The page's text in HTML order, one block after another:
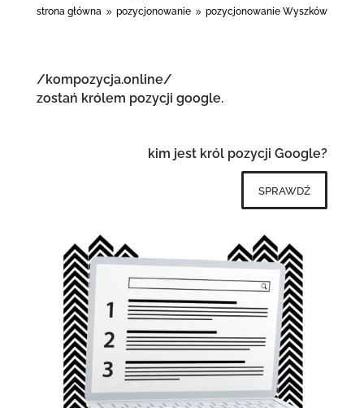
strona główna 9 pozycjonowanie 9 pozycjonowanie Wyszków
/kompozycja.online/
zostań królem pozycji google.
kim jest król pozycji Google?
sprawdź